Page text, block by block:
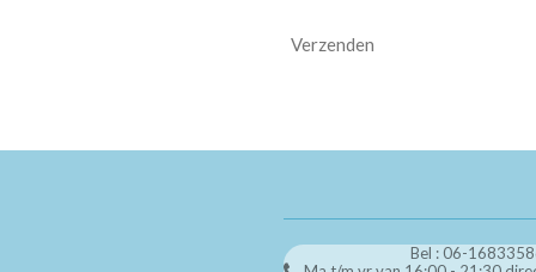
Verzenden
Bel : 06-